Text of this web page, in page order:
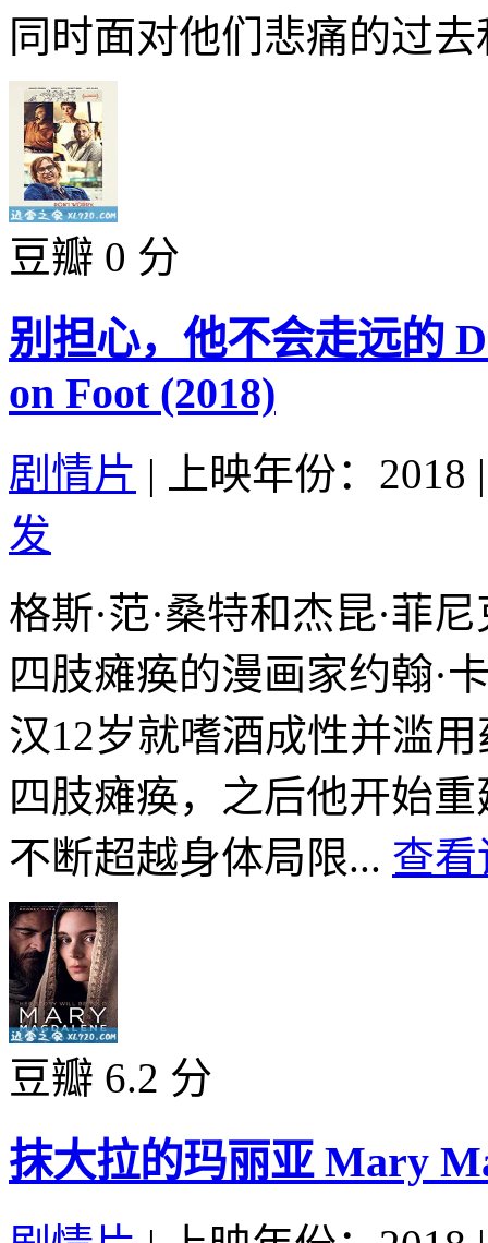
同时面对他们悲痛的过
豆瓣 0 分
别担心，他不会走远的
on Foot (2018)
剧情片 | 上映年份：2018 |
发
格斯·范·桑特和杰昆·菲
四肢瘫痪的漫画家约翰·
汉12岁就嗜酒成性并滥
四肢瘫痪，之后他开始
不断超越身体局限... 查看
豆瓣 6.2 分
抹大拉的玛丽亚 Mary